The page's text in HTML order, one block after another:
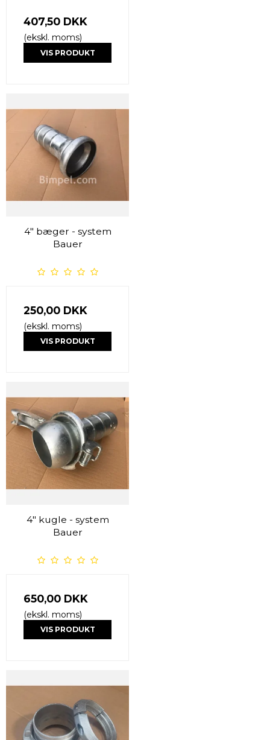
407,50 DKK
(ekskl. moms)
VIS PRODUKT
4" bæger - system
Bauer
250,00 DKK
(ekskl. moms)
VIS PRODUKT
4" kugle - system
Bauer
650,00 DKK
(ekskl. moms)
VIS PRODUKT